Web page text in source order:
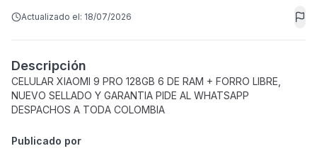
Actualizado el: 18/07/2026
Descripción
CELULAR XIAOMI 9 PRO 128GB 6 DE RAM + FORRO LIBRE,
NUEVO SELLADO Y GARANTIA PIDE AL WHATSAPP
DESPACHOS A TODA COLOMBIA
Publicado por